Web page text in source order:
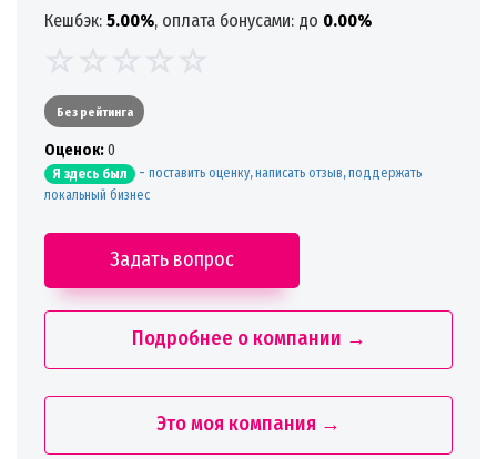
Кешбэк: 5.00%, оплата бонусами: до 0.00%
Без рейтинга
Oценок:0
Я здесь был - поставить оценку, написать отзыв, поддержать
локальный бизнес
Задать вопрос
Подробнее о компании →
Это моя компания →